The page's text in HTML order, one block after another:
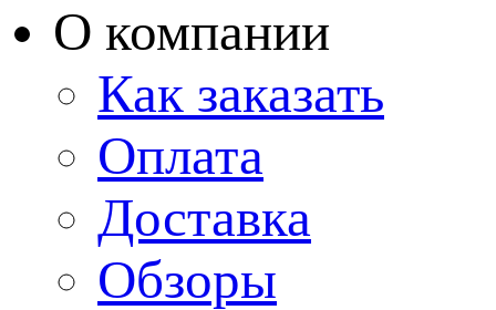
О компании
Как заказать
Оплата
Доставка
Обзоры